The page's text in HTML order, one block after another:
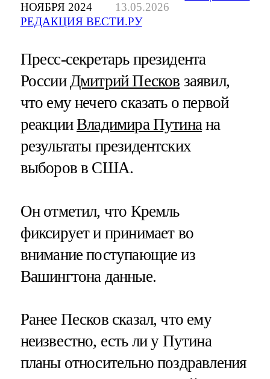
НОЯБРЯ 2024
13.05.2026
РЕДАКЦИЯ ВЕСТИ.РУ
Пресс-секретарь президента
РоссииДмитрий Песков заявил,
что ему нечего сказать о первой
реакцииВладимира Путинана
результаты президентских
выборов в США.
Он отметил, что Кремль
фиксирует и принимает во
внимание поступающие из
Вашингтона данные.
Ранее Песков сказал, что ему
неизвестно, есть ли у Путина
планы относительно поздравления